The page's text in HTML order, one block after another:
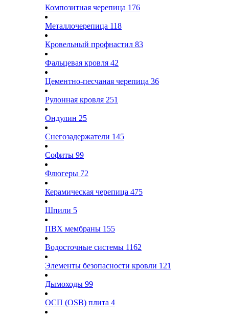
Композитная черепица 176
Металлочерепица 118
Кровельный профнастил 83
Фальцевая кровля 42
Цементно-песчаная черепица 36
Рулонная кровля 251
Ондулин 25
Снегозадержатели 145
Софиты 99
Флюгеры 72
Керамическая черепица 475
Шпили 5
ПВХ мембраны 155
Водосточные системы 1162
Элементы безопасности кровли 121
Дымоходы 99
ОСП (OSB) плита 4